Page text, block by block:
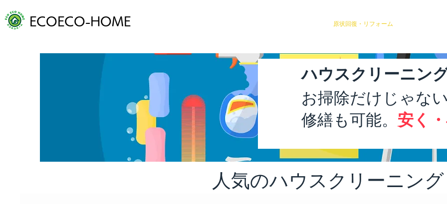
ECOECO-HOME 原状回復・リフォーム
ハウスクリーニン
お掃除だけじゃな
​修繕も可能。 安く
人気のハウスクリーニング